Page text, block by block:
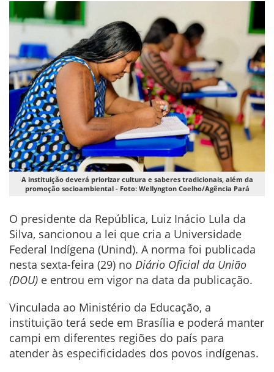
A instituição deverá priorizar cultura e saberes tradicionais, além da
promoção socioambiental - Foto: Wellyngton Coelho/Agência Pará
O presidente da República, Luiz Inácio Lula da
Silva, sancionou a lei que cria a Universidade
Federal Indígena (Unind). A norma foi publicada
nesta sexta-feira (29) no Diário Oficial da União
(DOU) e entrou em vigor na data da publicação.
Vinculada ao Ministério da Educação, a
instituição terá sede em Brasília e poderá manter
campi em diferentes regiões do país para
atender às especificidades dos povos indígenas.